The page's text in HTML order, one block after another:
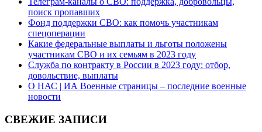
поиск пропавших
Фонд поддержки СВО: как помочь участникам
спецоперации
Какие федеральные выплаты и льготы положены
участникам СВО и их семьям в 2023 году
Служба по контракту в России в 2023 году: отбор,
довольствие, выплаты
О НАС | ИА Военные страницы – последние военные
новости
СВЕЖИЕ ЗАПИСИ